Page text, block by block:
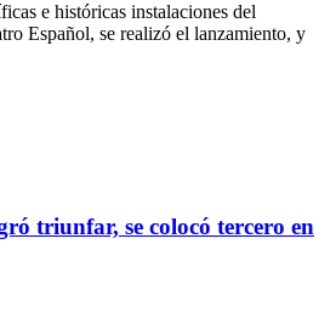
e históricas instalaciones del
Español, se realizó el lanzamiento, y
triunfar, se colocó tercero en